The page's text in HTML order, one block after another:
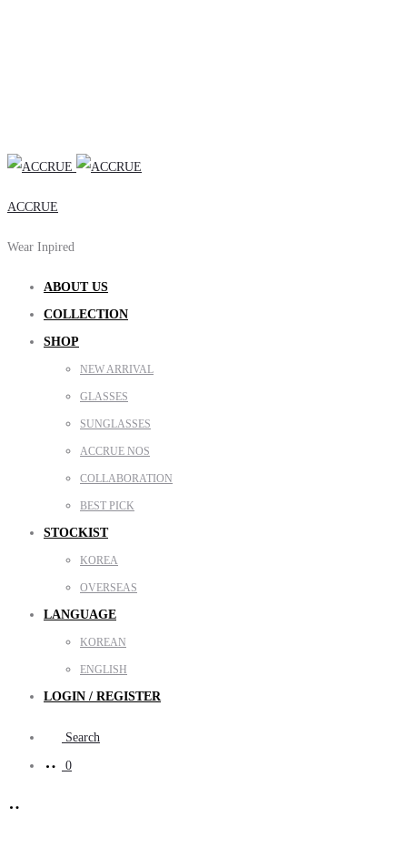
ACCRUE
Wear Inpired
ABOUT US
COLLECTION
SHOP
NEW ARRIVAL
GLASSES
SUNGLASSES
ACCRUE NOS
COLLABORATION
BEST PICK
STOCKIST
KOREA
OVERSEAS
LANGUAGE
KOREAN
ENGLISH
LOGIN / REGISTER
Search
0